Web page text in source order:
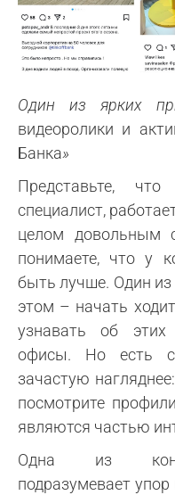
Один из ярких
видеоролики и
Банка»
Представьте,
специалист,
целом довольным
понимаете, что у
быть лучше. Один из
этом – начать
узнавать об
офисы. Но есть
зачастую
посмотрите
являются частью
Одна из
подразумевает